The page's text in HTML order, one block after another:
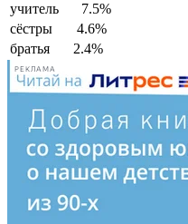
учитель
7.5%
сёстры
4.6%
братья
2.4%
РЕКЛАМА